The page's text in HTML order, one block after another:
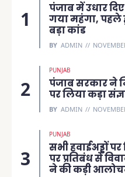
पंजाब में उधार
गया महंगा, पहले
बड़ा कांड
BY ADMIN
PUNJAB
पंजाब सरकार ने
पर लिया कड़ा
BY ADMIN
PUNJAB
सभी हवाईअड्डों
पर प्रतिबंध से
ने की कड़ी